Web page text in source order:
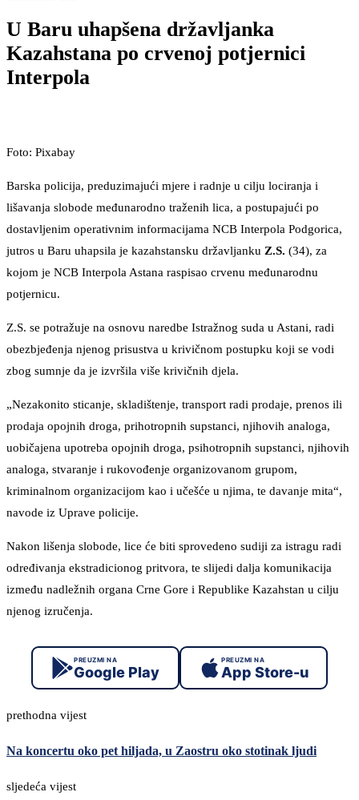
U Baru uhapšena državljanka
Kazahstana po crvenoj potjernici
Interpola
Foto: Pixabay
Barska policija, preduzimajući mjere i radnje u cilju lociranja i
lišavanja slobode međunarodno traženih lica, a postupajući po
dostavljenim operativnim informacijama NCB Interpola Podgorica,
jutros u Baru uhapsila je kazahstansku državljanku Z.S. (34), za
kojom je NCB Interpola Astana raspisao crvenu međunarodnu
potjernicu.
Z.S. se potražuje na osnovu naredbe Istražnog suda u Astani, radi
obezbjeđenja njenog prisustva u krivičnom postupku koji se vodi
zbog sumnje da je izvršila više krivičnih djela.
„Nezakonito sticanje, skladištenje, transport radi prodaje, prenos ili
prodaja opojnih droga, prihotropnih supstanci, njihovih analoga,
uobičajena upotreba opojnih droga, psihotropnih supstanci, njihovih
analoga, stvaranje i rukovođenje organizovanom grupom,
kriminalnom organizacijom kao i učešće u njima, te davanje mita“,
navode iz Uprave policije.
Nakon lišenja slobode, lice će biti sprovedeno sudiji za istragu radi
određivanja ekstradicionog pritvora, te slijedi dalja komunikacija
između nadležnih organa Crne Gore i Republike Kazahstan u cilju
njenog izručenja.
PREUZMI NA
Google Play
PREUZMI NA
App Store-u
prethodna vijest
Na koncertu oko pet hiljada, u Zaostru oko stotinak ljudi
sljedeća vijest